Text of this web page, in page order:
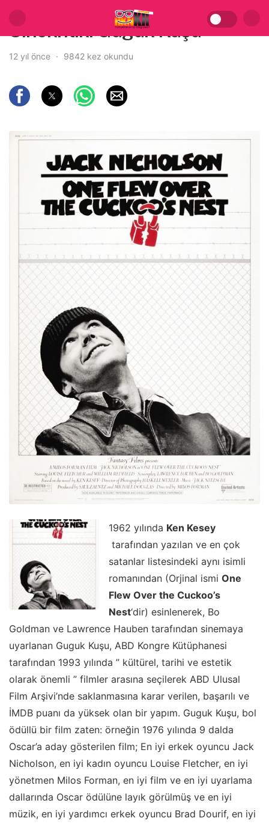
Sinekritik: Guguk Kuşu
12 yıl önce 9842 kez okundu
1962 yılında Ken Kesey
tarafından yazılan ve en çok
satanlar listesindeki aynı isimli
romanından (Orjinal ismi One
Flew Over the Cuckoo’s
Nest‘dir) esinlenerek, Bo
Goldman ve Lawrence Hauben tarafından sinemaya
uyarlanan Guguk Kuşu, ABD Kongre Kütüphanesi
tarafından 1993 yılında ” kültürel, tarihi ve estetik
olarak önemli ” filmler arasına seçilerek ABD Ulusal
Film Arşivi’nde saklanmasına karar verilen, başarılı ve
İMDB puanı da yüksek olan bir yapım. Guguk Kuşu, bol
ödüllü bir film zaten: örneğin 1976 yılında 9 dalda
Oscar’a aday gösterilen film; En iyi erkek oyuncu Jack
Nicholson, en iyi kadın oyuncu Louise Fletcher, en iyi
yönetmen Milos Forman, en iyi film ve en iyi uyarlama
dallarında Oscar ödülüne layık görülmüş ve en iyi
müzik, en iyi yardımcı erkek oyuncu Brad Dourif, en iyi